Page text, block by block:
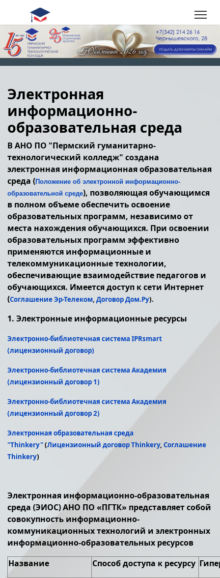
Электронная
информационно-
образовательная среда
В АНО ПО "Пермский гуманитарно-
технологический колледж" создана
электронная информационная образовательная
среда (Положение об электронной информационно-
образовательной среде), позволяющая обучающимся
в полном объеме обеспечить освоение
образовательных программ, независимо от
места нахождения обучающихся. При освоении
образовательных программ эффективно
применяются информационные и
телекоммуникационные технологии,
обеспечивающие взаимодействие педагогов и
обучающихся. Имеется доступ к сети Интернет
(Соглашение Эр-Телеком, Договор Дом.Ру).
1. Электронные информационные ресурсы
Электронно-библиотечная система IPRsmart
(лицензионный договор)
Электронно-библиотечная система Академия
(лицензионный договор 1)
Электронно-библиотечная система Академия
(лицензионный договор 2)
Электронная образовательная среда
"Thinkery"(Лицензионный договор Thinkery, Соглашение
Thinkery)
Электронная информационно-образовательная
среда (ЭИОС) АНО ПО «ПГТК» представляет собой
совокупность информационно-
коммуникационных технологий и электронных
информационно-образовательных ресурсов
Название
Способ доступа к ресурсу